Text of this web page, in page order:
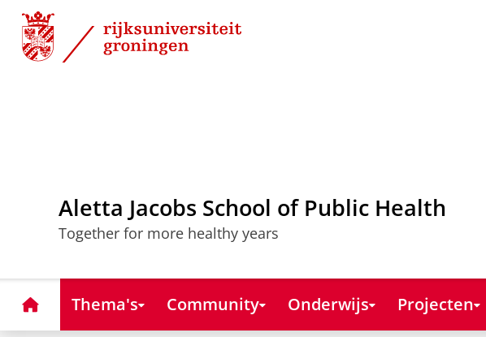
Skip
Content
Skip
Navigation
Aletta Jacobs School of Public Health
Together for more healthy years
HomeThema's Community Onderwijs Projecten